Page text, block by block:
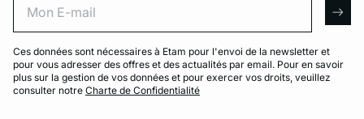
Ces données sont nécessaires à Etam pour l'envoi de la newsletter et
pour vous adresser des offres et des actualités par email. Pour en savoir
plus sur la gestion de vos données et pour exercer vos droits, veuillez
consulter notre Charte de Confidentialité